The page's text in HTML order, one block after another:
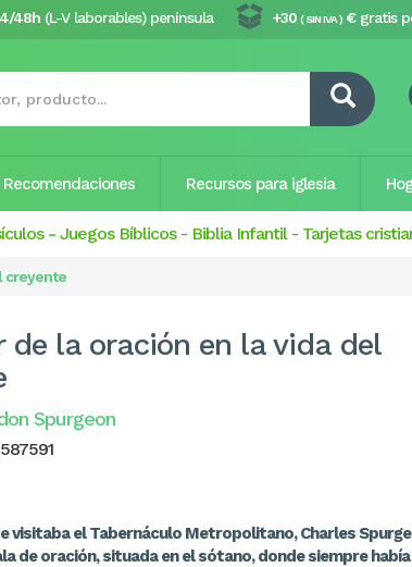
+30 ( SIN IVA ) €gratis
48h (L-V laborables) península
Recomendaciones Recursos para iglesia
- Juegos Bíblicos- Biblia Infantil- Tarjetas
creyente
de la oración en la vida del
Spurgeon
visitaba el Tabernáculo Metropolitano, Charles
de oración, situada en el sótano, donde siempre